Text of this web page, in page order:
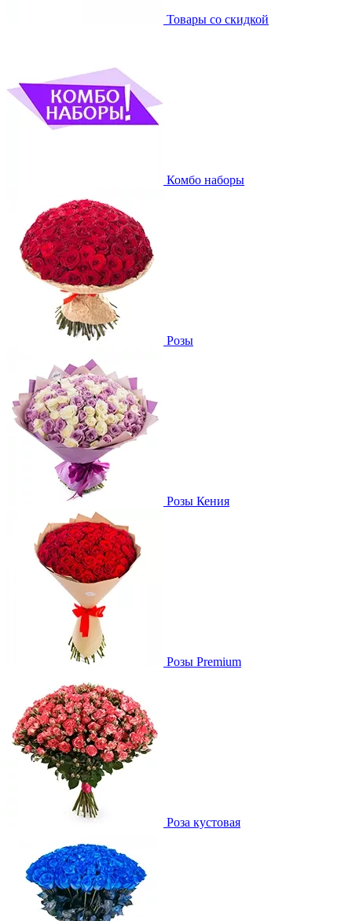
Товары со скидкой
Комбо наборы
Розы
Розы Кения
Розы Premium
Роза кустовая